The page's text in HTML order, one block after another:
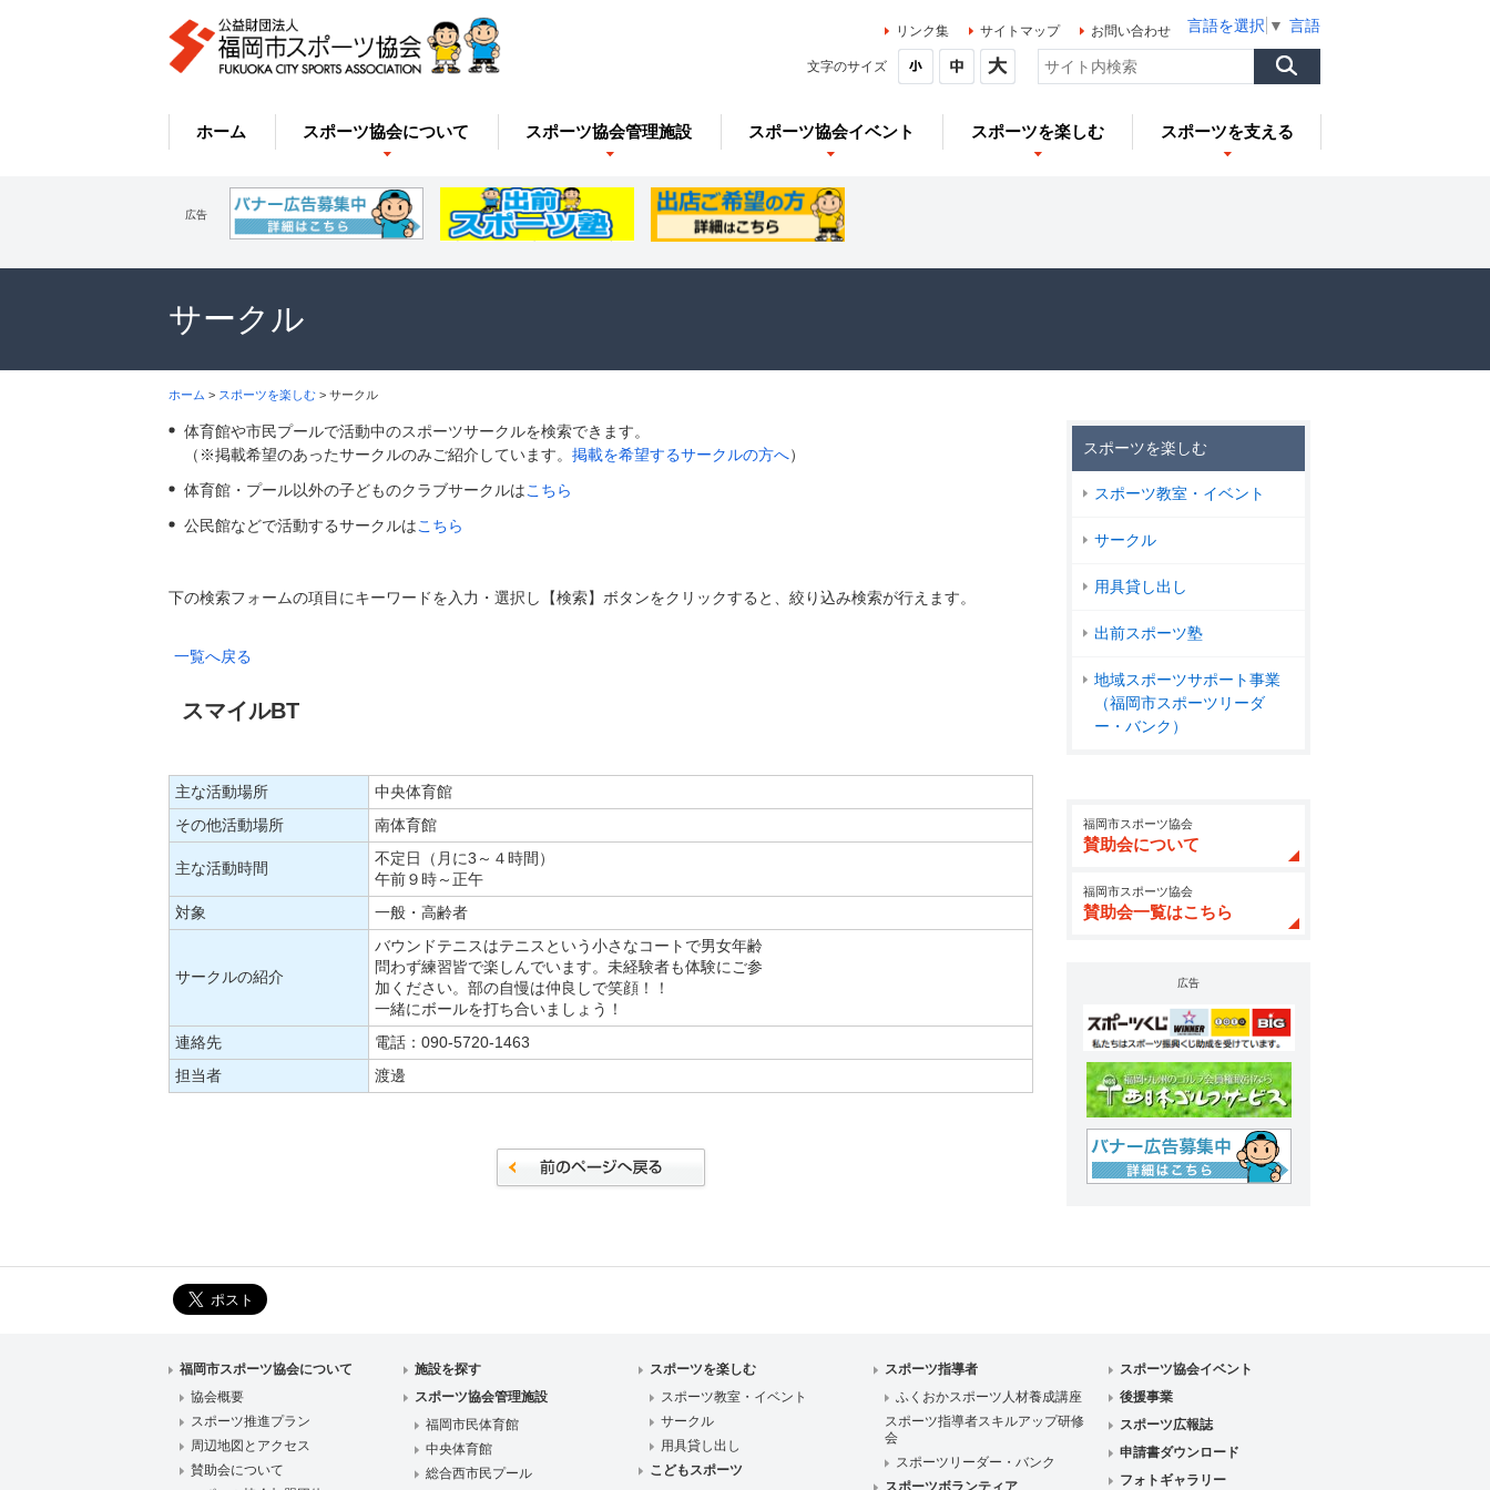
リンク集 サイトマップ お問い合わせ 言語を選択 ▼ 言語を選択
文字のサイズ
ホーム スポーツ協会について スポーツ協会管理施設 スポーツ協会イベント スポーツを楽しむ スポーツを支える
広告
サークル
ホーム > スポーツを楽しむ > サークル
スポーツを楽しむ
スポーツ教室・イベント
サークル
用具貸し出し
出前スポーツ塾
地域スポーツサポート事業
（福岡市スポーツリーダ
ー・バンク）
福岡市スポーツ協会
賛助会について
福岡市スポーツ協会
賛助会一覧はこちら
広告
体育館や市民プールで活動中のスポーツサークルを検索できます。
（※掲載希望のあったサークルのみご紹介しています。 掲載を希望するサークルの方へ）
体育館・プール以外の子どものクラブサークルはこちら
公民館などで活動するサークルはこちら
下の検索フォームの項目にキーワードを入力・選択し【検索】ボタンをクリックすると、絞り込み検索が行えます。
一覧へ戻る
スマイルBT
主な活動場所
中央体育館
その他活動場所
南体育館
主な活動時間
不定日（月に3～４時間）
午前９時～正午
対象
一般・高齢者
サークルの紹介
バウンドテニスはテニスという小さなコートで男女年齢
問わず練習皆で楽しんでいます。未経験者も体験にご参
加ください。部の自慢は仲良しで笑顔！！
一緒にボールを打ち合いましょう！
連絡先
電話：090-5720-1463
担当者
渡邊
福岡市スポーツ協会について
協会概要
スポーツ推進プラン
周辺地図とアクセス
賛助会について
施設を探す
スポーツ協会管理施設
福岡市民体育館
中央体育館
総合西市民プール
スポーツを楽しむ
スポーツ教室・イベント
サークル
用具貸し出し
こどもスポーツ
スポーツ指導者
ふくおかスポーツ人材養成講座
スポーツ指導者スキルアップ研修
会
スポーツリーダー・バンク
スポーツボランティア
スポーツ協会イベント
後援事業
スポーツ広報誌
申請書ダウンロード
フォトギャラリー